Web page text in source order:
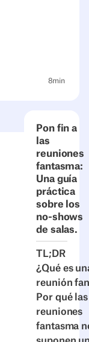
8min
Pon fin a
las
reuniones
fantasma:
Una guía
práctica
sobre los
no-shows
de salas.
TL;DR
¿Qué es
reunión
Por qué las
reuniones
fantasma